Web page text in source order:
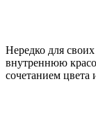
Нередко для
внутреннюю
сочетанием